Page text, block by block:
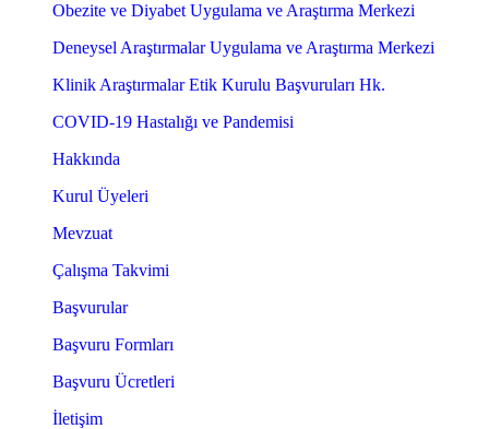
Obezite ve Diyabet Uygulama ve Araştırma Merkezi
Deneysel Araştırmalar Uygulama ve Araştırma Merkezi
Klinik Araştırmalar Etik Kurulu Başvuruları Hk.
COVID-19 Hastalığı ve Pandemisi
Hakkında
Kurul Üyeleri
Mevzuat
Çalışma Takvimi
Başvurular
Başvuru Formları
Başvuru Ücretleri
İletişim